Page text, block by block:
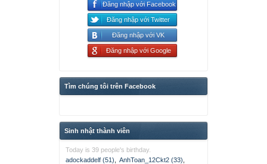
Đăng nhập với Facebook
Đăng nhập với Twitter
Đăng nhập với VK
Đăng nhập với Google
Tìm chúng tôi trên Facebook
Sinh nhật thành viên
Today is 39 people's birthday.
adockaddelf (51)
AnhToan_12Ckt2 (33)